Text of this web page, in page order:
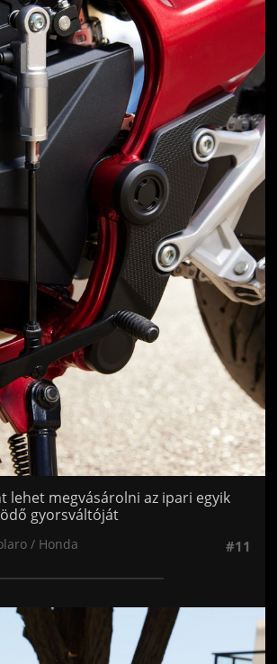
lehet megvásárolni az ipari egyik
gyorsváltóját
/ Honda #11
Jön még kép!